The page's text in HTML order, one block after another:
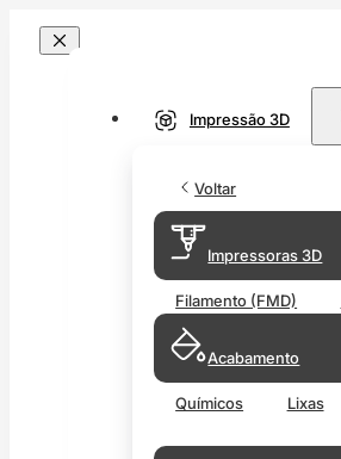
Impressão 3D
Voltar
Impressoras 3D
Filamento (FMD)
Acabamento
Químicos Lixas